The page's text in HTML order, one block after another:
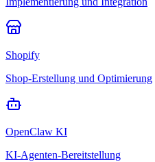
Shopify
Shop-Erstellung und Optimierung
OpenClaw KI
KI-Agenten-Bereitstellung